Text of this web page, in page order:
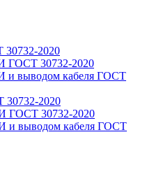
2020
30732-2020
выводом кабеля ГОСТ
2020
30732-2020
выводом кабеля ГОСТ